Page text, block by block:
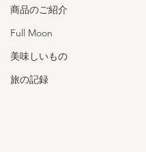
商品のご紹介
Full Moon
美味しいもの
旅の記録